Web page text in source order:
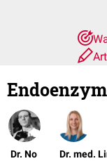
Endoenzym
Dr. No Dr. med.